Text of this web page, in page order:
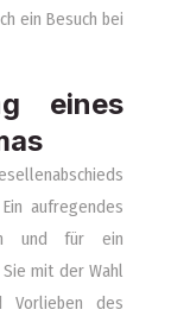
ein Besuch bei
eines
aufregendes
und für ein
mit der Wahl
Vorlieben des